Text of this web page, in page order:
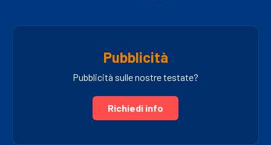
Pubblicità
Pubblicità sulle nostre testate?
Richiedi info